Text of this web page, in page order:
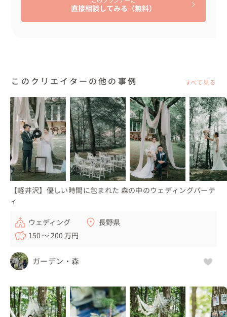
直接相談してみる（無料）
このクリエイターの他の事例 すべて見る
【軽井沢】優しい時間に包まれた 森の中のウェディングパーテ
ィ
ウェディング
長野県
150 〜 200 万円
ガーデン・森